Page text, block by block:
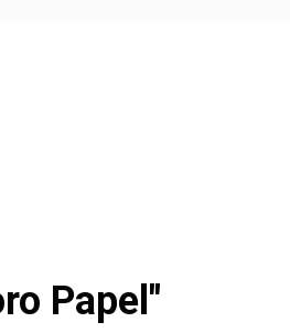
Papel"